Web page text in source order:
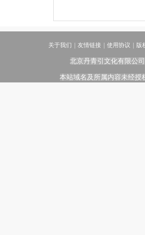
关于我们 友情链接 使用协议 版
北京丹青引文化有限公
本站域名及所属内容未经授